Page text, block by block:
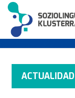
ACTUALIDAD